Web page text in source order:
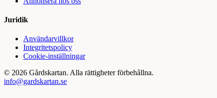
Juridik
Användarvillkor
Integritetspolicy
Cookie-inställningar
© 2026 Gårdskartan. Alla rättigheter förbehållna.
info@gardskartan.se